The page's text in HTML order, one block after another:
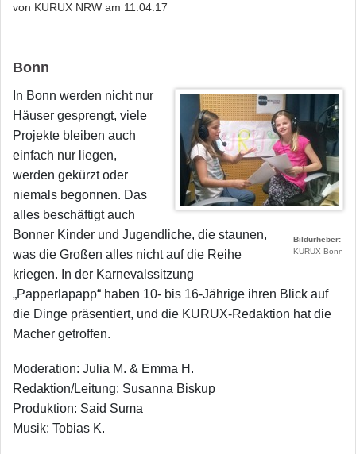
von KURUX NRW am 11.04.17
Bonn
Bildurheber
KURUX Bonn
In Bonn werden nicht nur
Häuser gesprengt, viele
Projekte bleiben auch
einfach nur liegen,
werden gekürzt oder
niemals begonnen. Das
alles beschäftigt auch
Bonner Kinder und Jugendliche, die staunen,
was die Großen alles nicht auf die Reihe
kriegen. In der Karnevalssitzung
„Papperlapapp“ haben 10- bis 16-Jährige ihren Blick auf
die Dinge präsentiert, und die KURUX-Redaktion hat die
Macher getroffen.
Moderation: Julia M. & Emma H.
Redaktion/Leitung: Susanna Biskup
Produktion: Said Suma
Musik: Tobias K.